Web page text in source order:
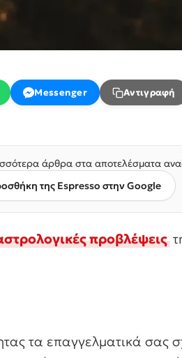
Messenger Αντιγραφή
άρθρα στα αποτελέσματα
της Espresso στην Google
προβλέψεις
τα επαγγελματικά σας